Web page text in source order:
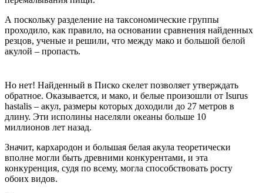
А поскольку разделение на таксономические группы
проходило, как правило, на основании сравнения найденных
резцов, ученые и решили, что между мако и большой белой
акулой – пропасть.
Но нет! Найденный в Писко скелет позволяет утверждать
обратное. Оказывается, и мако, и белые произошли от Isurus
hastalis – акул, размеры которых доходили до 27 метров в
длину. Эти исполины населяли океаны больше 10
миллионов лет назад.
Значит, кархародон и большая белая акула теоретически
вполне могли быть древними конкурентами, и эта
конкуренция, судя по всему, могла способствовать росту
обоих видов.